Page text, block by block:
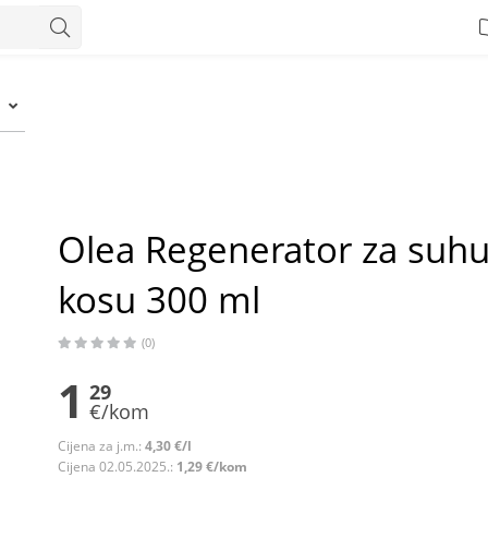
Olea Regenerator za
kosu 300 ml
(0)
1 29
€/kom
Cijena za j.m.: 4,30 €/l
Cijena 02.05.2025.: 1,29 €/kom